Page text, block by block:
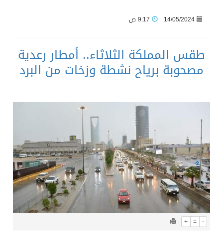
14/05/2024
طقس المملكة الثلاثاء.. أمطار رعدية
مصحوبة برياح نشطة وزخات من البرد
+ = -